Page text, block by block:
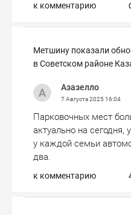
к комментарию
Метшину показали
в Советском районе
Азазелло
7 Августа 202516:04
Парковочных мест
актуально на сегодня,
у каждой семьи
два.
к комментарию